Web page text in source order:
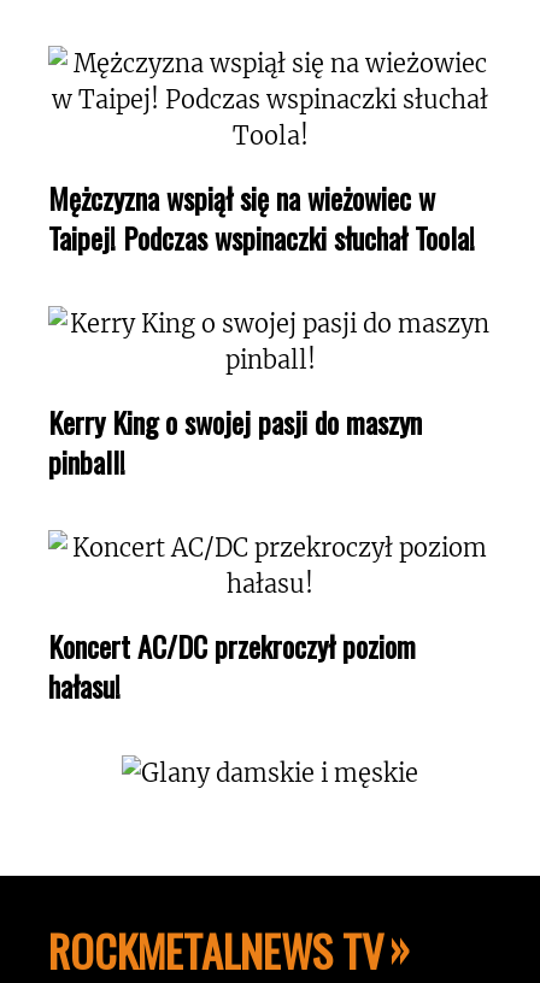
Mężczyzna wspiął się na wieżowiec w
Taipej! Podczas wspinaczki słuchał Toola!
Kerry King o swojej pasji do maszyn
pinball!
Koncert AC/DC przekroczył poziom
hałasu!
ROCKMETALNEWS TV